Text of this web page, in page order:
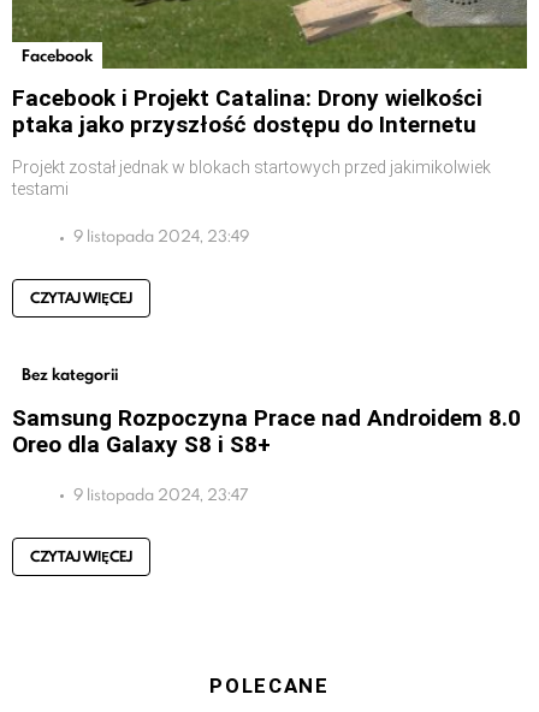
Facebook
Facebook i Projekt Catalina: Drony wielkości
ptaka jako przyszłość dostępu do Internetu
Projekt został jednak w blokach startowych przed jakimikolwiek
testami
9 listopada 2024, 23:49
CZYTAJ WIĘCEJ
Bez kategorii
Samsung Rozpoczyna Prace nad Androidem 8.0
Oreo dla Galaxy S8 i S8+
9 listopada 2024, 23:47
CZYTAJ WIĘCEJ
POLECANE